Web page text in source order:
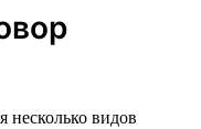
видов